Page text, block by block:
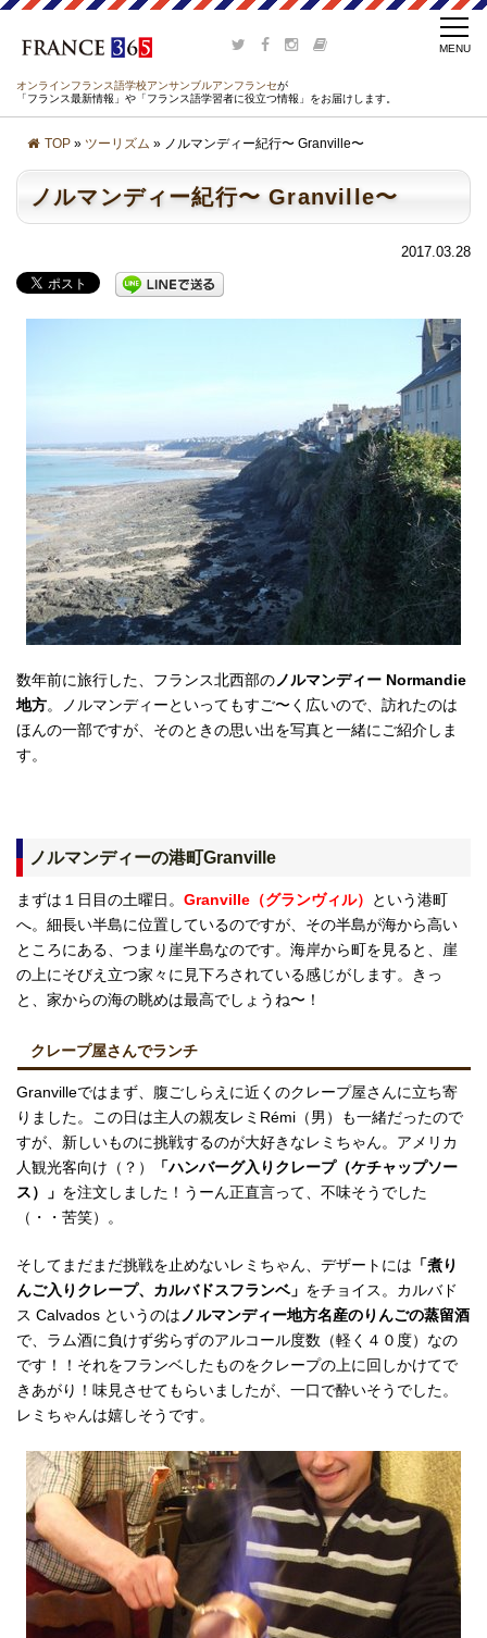
オンラインフランス語学校アンサンブルアンフランセが
「フランス最新情報」や「フランス語学習者に役立つ情報」をお届けします。
TOP » ツーリズム » ノルマンディー紀行〜 Granville〜
ノルマンディー紀行〜 Granville〜
2017.03.28
数年前に旅行した、フランス北西部のノルマンディー Normandie
地方。ノルマンディーといってもすご〜く広いので、訪れたのは
ほんの一部ですが、そのときの思い出を写真と一緒にご紹介しま
す。
ノルマンディーの港町Granville
まずは１日目の土曜日。 Granville（グランヴィル）
という港町
へ。細長い半島に位置しているのですが、その半島が海から高い
ところにある、つまり崖半島なのです。海岸から町を見ると、崖
の上にそびえ立つ家々に見下ろされている感じがします。きっ
と、家からの海の眺めは最高でしょうね〜！
クレープ屋さんでランチ
Granvilleではまず、腹ごしらえに近くのクレープ屋さんに立ち寄
りました。この日は主人の親友レミRémi（男）も一緒だったので
すが、新しいものに挑戦するのが大好きなレミちゃん。アメリカ
人観光客向け（？）
「ハンバーグ入りクレープ（ケチャップソー
ス）」 を注文しました！うーん正直言って、不味そうでした
（・・苦笑）。
そしてまだまだ挑戦を止めないレミちゃん、デザートには 「煮り
んご入りクレープ、カルバドスフランベ」 をチョイス。カルバド
ス Calvados というのは ノルマンディー地方名産のりんごの蒸留酒
で、ラム酒に負けず劣らずのアルコール度数（軽く４０度）なの
です！！それをフランベしたものをクレープの上に回しかけてで
きあがり！味見させてもらいましたが、一口で酔いそうでした。
レミちゃんは嬉しそうです。